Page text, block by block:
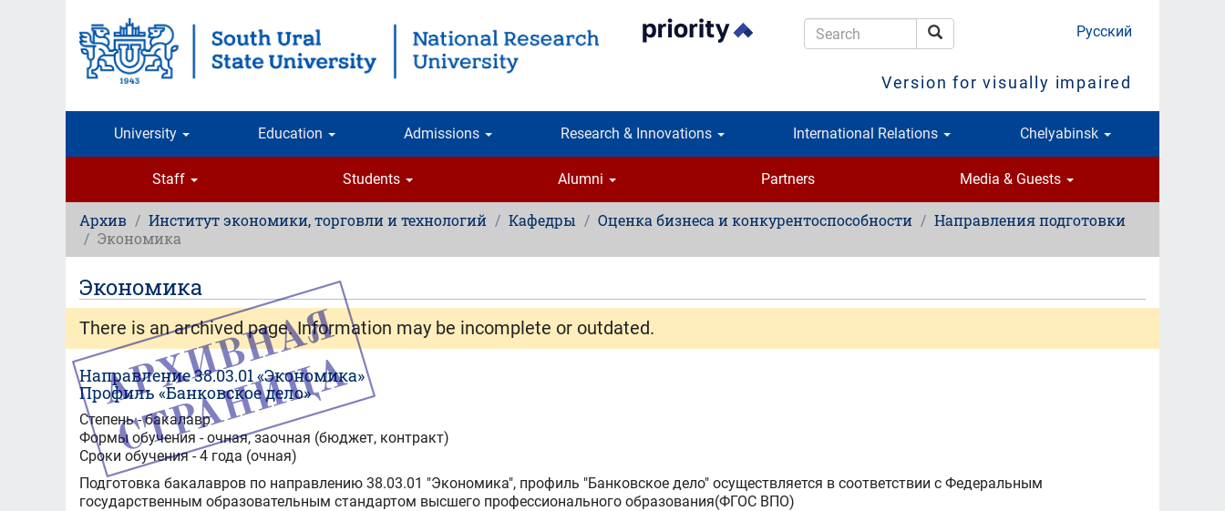
Search
Русский
Version for visually impaired
University Education Admissions Research & Innovations International Relations Chelyabinsk
Staff Students Alumni Partners Media & Guests
Архив Институт экономики, торговли и технологий Кафедры Оценка бизнеса и конкурентоспособности
Направления подготовки
Экономика
Экономика
There is an archived page. Information may be incomplete or outdated.
Направление 38.03.01 «Экономика»
Профиль «Банковское дело»
Степень - бакалавр
Формы обучения - очная, заочная (бюджет, контракт)
Сроки обучения - 4 года (очная)
Подготовка бакалавров по направлению 38.03.01 "Экономика", профиль "Банковское дело" осуществляется в соответствии с Федеральным
государственным образовательным стандартом высшего профессионального образования(ФГОС ВПО)